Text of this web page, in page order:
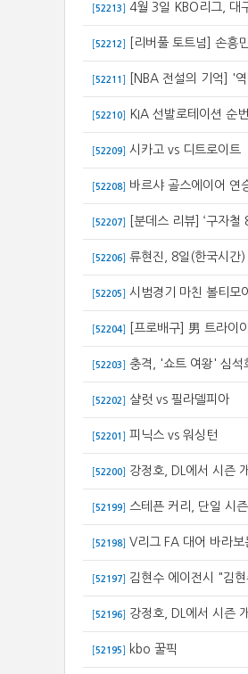
52213 4월 3일 KBO리그, 대
52212 [리버풀 토트넘] 손흥
52211 [NBA 전설의 기억] '
52210 KIA 선발로테이션 순
52209 시카고 vs 디트로이트
52208] 바르샤 골스에이어 연
52207 [분데스 리뷰] ‘구자
52206 류현진, 8일(한국시간)
52205 시범경기 마친 볼티모
52204] [프로배구] 男 트라이
52203 충격, '쇼트 여왕' 심석
52202 샬럿 vs 필라델피아
52201 피닉스 vs 워싱턴
52200 강정호, DL에서 시즌
52199 스테픈 커리, 단일 시
52198] V리그 FA 대어 바라
52197 김현수 에이전시 "김
52196 강정호, DL에서 시즌
52195 kbo 꿀픽